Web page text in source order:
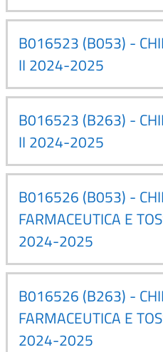
B016523 (B053) -
II 2024-2025
B016523 (B263) -
II 2024-2025
B016526 (B053) -
FARMACEUTICA E
2024-2025
B016526 (B263) -
FARMACEUTICA E
2024-2025